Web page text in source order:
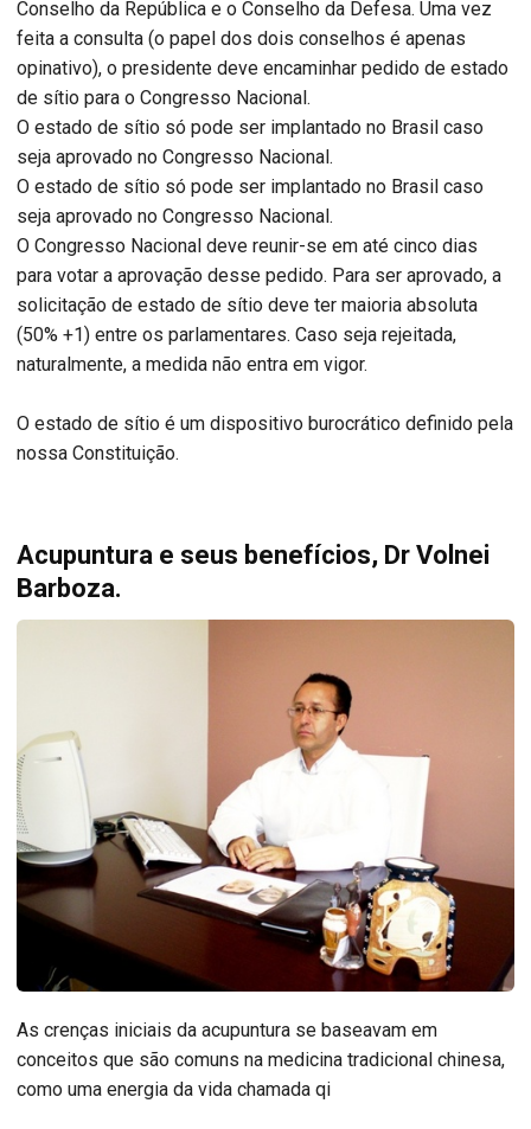
Conselho da República e o Conselho da Defesa. Uma vez
feita a consulta (o papel dos dois conselhos é apenas
opinativo), o presidente deve encaminhar pedido de estado
de sítio para o Congresso Nacional.
O estado de sítio só pode ser implantado no Brasil caso
seja aprovado no Congresso Nacional.
O estado de sítio só pode ser implantado no Brasil caso
seja aprovado no Congresso Nacional.
O Congresso Nacional deve reunir-se em até cinco dias
para votar a aprovação desse pedido. Para ser aprovado, a
solicitação de estado de sítio deve ter maioria absoluta
(50% +1) entre os parlamentares. Caso seja rejeitada,
naturalmente, a medida não entra em vigor.
O estado de sítio é um dispositivo burocrático definido pela
nossa Constituição.
Acupuntura e seus benefícios, Dr Volnei
Barboza.
As crenças iniciais da acupuntura se baseavam em
conceitos que são comuns na medicina tradicional chinesa,
como uma energia da vida chamada qi